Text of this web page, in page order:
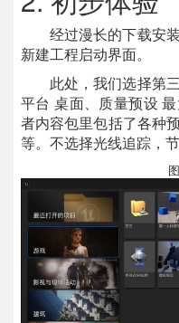
经过漫长的下载安
新建工程启动界面。
此处，我们选择第
平台 桌面、质量预设
者内容包里包括了各种
等。不选择光线追踪，节